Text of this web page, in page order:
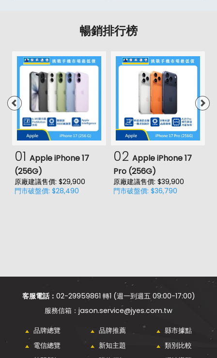
暢銷排行榜
01 Apple iPhone 17
(256G)
原廠建議售價: $29,900
門市破盤價: $28,490
02 Apple iPhone 17
Pro (256G)
原廠建議售價: $39,900
門市破盤價: $36,790
客服電話： 02-29959861 轉1 (週一到週五 09:00-17:00)
jason.service@jyes.com.tw
品牌總覽 品牌推薦
縣市據點
電信總覽
新知主題
類別比較